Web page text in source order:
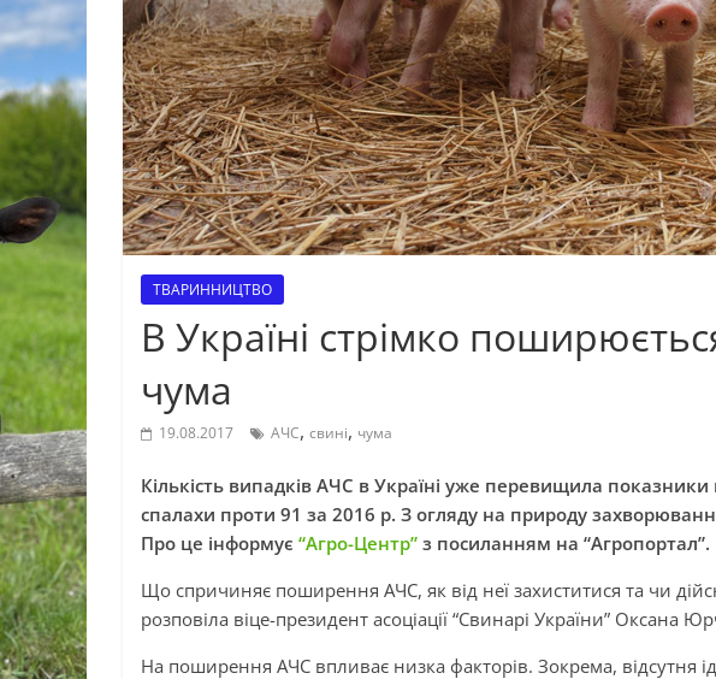
ТВАРИННИЦТВО
В Україні стрімко
чума
19.08.2017 АЧС, свині, чума
Кількість випадків АЧС в Україні уже перевищила
спалахи проти 91 за 2016 р. З огляду на природу
Про це інформує “Агро-Центр” з посиланням на “Агропортал”.
Що спричиняє поширення АЧС, як від неї захиститися та чи
розповіла віце-президент асоціації “Свинарі України” Оксана
На поширення АЧС впливає низка факторів. Зокрема, відсутня